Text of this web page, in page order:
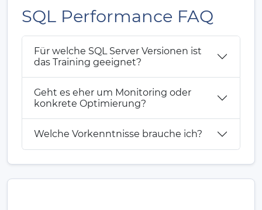
SQL Performance FAQ
Für welche SQL Server Versionen ist
das Training geeignet?
Geht es eher um Monitoring oder
konkrete Optimierung?
Welche Vorkenntnisse brauche ich?